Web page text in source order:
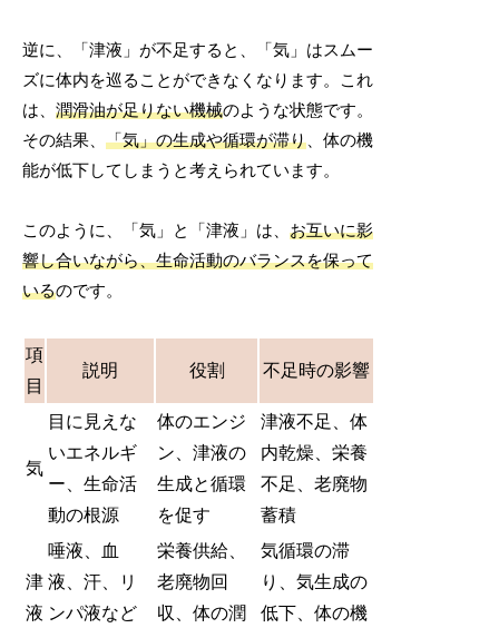
逆に、「津液」が不足すると、「気」はスムー
ズに体内を巡ることができなくなります。これ
は、潤滑油が足りない機械のような状態です。
その結果、「気」の生成や循環が滞り 、体の機
能が低下してしまうと考えられています。
このように、「気」と「津液」は、お互いに影
響し合いながら、生命活動のバランスを保って
いるのです。
項
目
説明 役割 不足時の影響
気
目に見えな
いエネルギ
ー、生命活
動の根源
体のエンジ
ン、津液の
生成と循環
を促す
津液不足、体
内乾燥、栄養
不足、老廃物
蓄積
津
液
唾液、血
液、汗、リ
ンパ液など
栄養供給、
老廃物回
収、体の潤
気循環の滞
り、気生成の
低下、体の機